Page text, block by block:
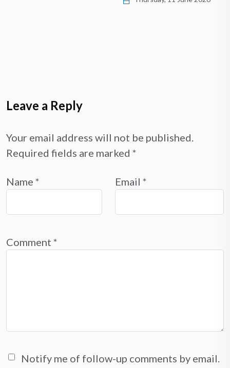
Leave a Reply
Your email address will not be published.
Required fields are marked *
Name * Email *
Comment *
Notify me of follow-up comments by email.